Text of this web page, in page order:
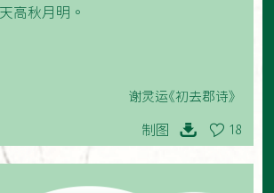
高秋月明。
谢灵运《初去郡诗》
制图 18